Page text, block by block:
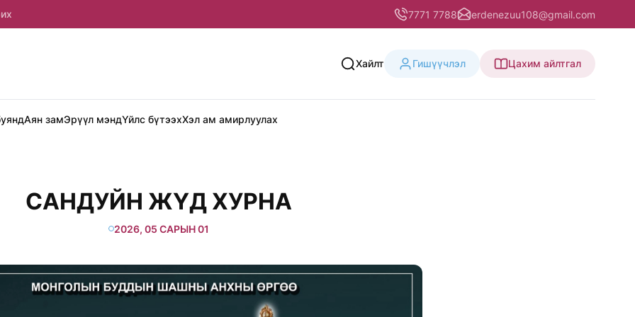
7771 7788 erdenezuu108@gmail.com
Хайлт Гишүүчлэл Цахим айлтгал
Аян замЭрүүл мэндҮйлс бүтээхХэл ам амирлуулах
САНДУЙН ЖҮД ХУРНА
2026, 05 САРЫН 01